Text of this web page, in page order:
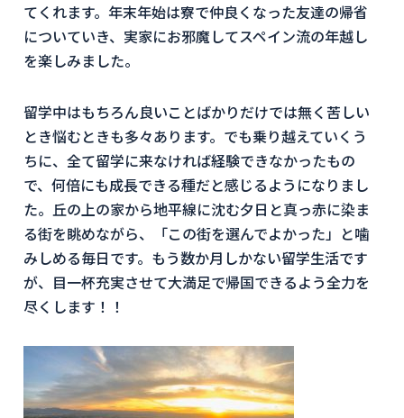
てくれます。年末年始は寮で仲良くなった友達の帰省
についていき、実家にお邪魔してスペイン流の年越し
を楽しみました。
留学中はもちろん良いことばかりだけでは無く苦しい
とき悩むときも多々あります。でも乗り越えていくう
ちに、全て留学に来なければ経験できなかったもの
で、何倍にも成長できる種だと感じるようになりまし
た。丘の上の家から地平線に沈む夕日と真っ赤に染ま
る街を眺めながら、「この街を選んでよかった」と噛
みしめる毎日です。もう数か月しかない留学生活です
が、目一杯充実させて大満足で帰国できるよう全力を
尽くします！！